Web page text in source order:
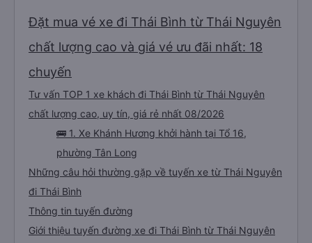
Đặt mua vé xe đi Thái Bình từ Thái Nguyên
chất lượng cao và giá vé ưu đãi nhất: 18
chuyến
Tư vấn TOP 1 xe khách đi Thái Bình từ Thái Nguyên
chất lượng cao, uy tín, giá rẻ nhất 08/2026
🚌 1. Xe Khánh Hương khởi hành tại Tổ 16,
phường Tân Long
Những câu hỏi thường gặp về tuyến xe từ Thái Nguyên
đi Thái Bình
Thông tin tuyến đường
Giới thiệu tuyến đường xe đi Thái Bình từ Thái Nguyên